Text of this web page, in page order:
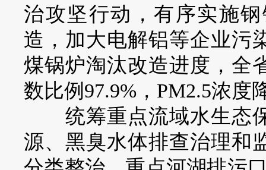
治攻坚行动，有序实施
造，加大电解铝等企业污
煤锅炉淘汰改造进度，全
数比例97.9%，PM2.5浓度
统筹重点流域水生态保
源、黑臭水体排查治理和